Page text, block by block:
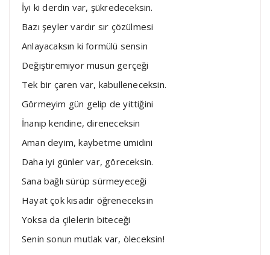
İyi ki derdin var, şükredeceksin.
Bazı şeyler vardır sır çözülmesi
Anlayacaksın ki formülü sensin
Değiştiremiyor musun gerçeği
Tek bir çaren var, kabulleneceksin.
Görmeyim gün gelip de yittiğini
İnanıp kendine, direneceksin
Aman deyim, kaybetme ümidini
Daha iyi günler var, göreceksin.
Sana bağlı sürüp sürmeyeceği
Hayat çok kısadır öğreneceksin
Yoksa da çilelerin biteceği
Senin sonun mutlak var, öleceksin!